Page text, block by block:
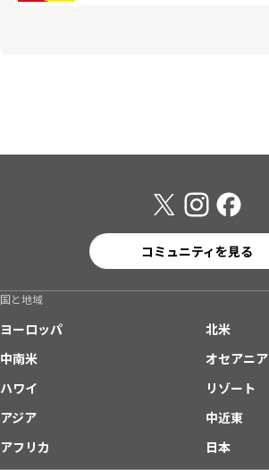
コミュニティを見る
国と地域
ヨーロッパ
北米
中南米
オセアニア
ハワイ
リゾート
アジア
中近東
アフリカ
日本